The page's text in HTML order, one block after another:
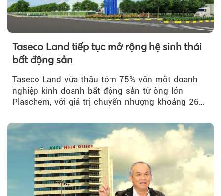
Taseco Land tiếp tục mở rộng hệ sinh thái
bất động sản
Taseco Land vừa thâu tóm 75% vốn một doanh
nghiệp kinh doanh bất động sản từ ông lớn
Plaschem, với giá trị chuyển nhượng khoảng 262